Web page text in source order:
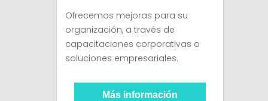
Ofrecemos mejoras para su
organización, a través de
capacitaciones corporativas o
soluciones empresariales.
Más información